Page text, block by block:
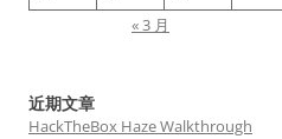
« 3 月
近期文章
HackTheBox Haze Walkthrough